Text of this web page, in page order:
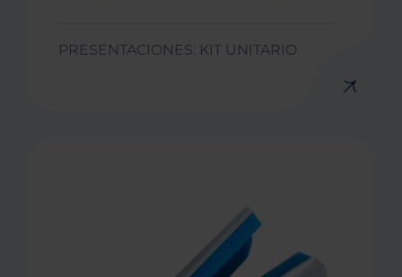
PRESENTACIONES: KIT UNITARIO